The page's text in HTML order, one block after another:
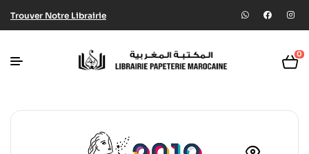
Trouver Notre Librairie
0